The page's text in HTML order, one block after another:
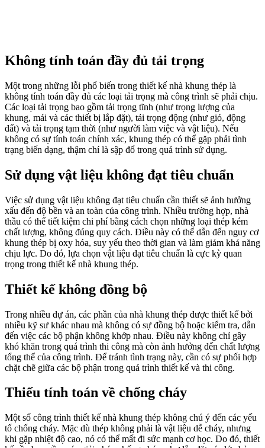
Không tính toán đầy đủ tải trọng
Một trong những lỗi phổ biến trong thiết kế nhà khung thép là
không tính toán đầy đủ các loại tải trọng mà công trình sẽ phải chịu.
Các loại tải trọng bao gồm tải trọng tĩnh (như trọng lượng của
khung, mái và các thiết bị lắp đặt), tải trọng động (như gió, động
đất) và tải trọng tạm thời (như người làm việc và vật liệu). Nếu
không có sự tính toán chính xác, khung thép có thể gặp phải tình
trạng biến dạng, thậm chí là sập đổ trong quá trình sử dụng.
Sử dụng vật liệu không đạt tiêu chuẩn
Việc sử dụng vật liệu không đạt tiêu chuẩn cần thiết sẽ ảnh hưởng
xấu đến độ bền và an toàn của công trình. Nhiều trường hợp, nhà
thầu có thể tiết kiệm chi phí bằng cách chọn những loại thép kém
chất lượng, không đúng quy cách. Điều này có thể dẫn đến nguy cơ
khung thép bị oxy hóa, suy yếu theo thời gian và làm giảm khả năng
chịu lực. Do đó, lựa chọn vật liệu đạt tiêu chuẩn là cực kỳ quan
trọng trong thiết kế nhà khung thép.
Thiết kế không đồng bộ
Trong nhiều dự án, các phần của nhà khung thép được thiết kế bởi
nhiều kỹ sư khác nhau mà không có sự đồng bộ hoặc kiểm tra, dẫn
đến việc các bộ phận không khớp nhau. Điều này không chỉ gây
khó khăn trong quá trình thi công mà còn ảnh hưởng đến chất lượng
tổng thể của công trình. Để tránh tình trạng này, cần có sự phối hợp
chặt chẽ giữa các bộ phận trong quá trình thiết kế và thi công.
Thiếu tính toán về chống cháy
Một số công trình thiết kế nhà khung thép không chú ý đến các yếu
tố chống cháy. Mặc dù thép không phải là vật liệu dễ cháy, nhưng
khi gặp nhiệt độ cao, nó có thể mất đi sức mạnh cơ học. Do đó, thiết